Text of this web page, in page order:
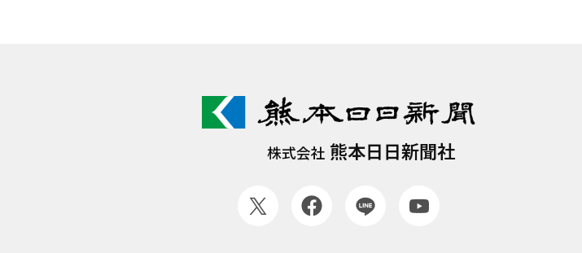
株式会社 熊本日日新聞社